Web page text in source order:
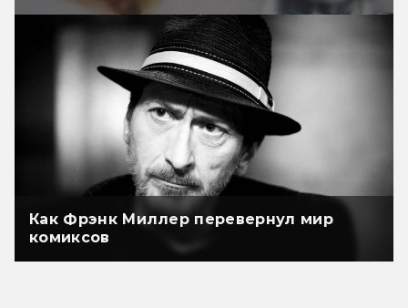
Как Фрэнк Миллер перевернул мир
комиксов